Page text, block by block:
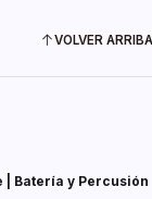
VOLVER ARRIBA
| Batería y Percusión